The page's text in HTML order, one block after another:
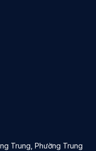
Trung, Phường Trung